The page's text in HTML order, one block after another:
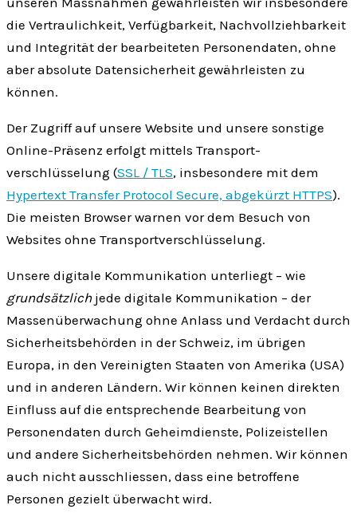
die Ver­traulichkeit, Ver­fügbarkeit, Nach­vollzieh­barkeit
und Integrität der bearbeiteten Personen­daten, ohne
aber absolute Daten­sicherheit gewährleisten zu
können.
Der Zugriff auf unsere Website und unsere sonstige
Online-Präsenz erfolgt mittels Transport­
verschlüsselung (SSL / TLS, insbesondere mit dem
Hypertext Transfer Protocol Secure, abgekürzt HTTPS).
Die meisten Browser warnen vor dem Besuch von
Websites ohne Transport­verschlüsselung.
Unsere digitale Kommunikation unterliegt – wie
grundsätzlichjede digitale Kommunikation – der
Massen­überwachung ohne Anlass und Verdacht durch
Sicher­heitsbehörden in der Schweiz, im übrigen
Europa, in den Vereinigten Staaten von Amerika (USA)
und in anderen Ländern. Wir können keinen direkten
Einfluss auf die entsprechende Bearbeitung von
Personen­daten durch Geheim­dienste, Polizei­stellen
und andere Sicherheits­behörden nehmen. Wir können
auch nicht ausschliessen, dass eine betroffene
Personen gezielt überwacht wird.